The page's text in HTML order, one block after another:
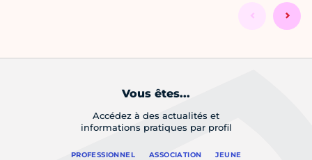
Vous êtes...
Accédez à des actualités et
informations pratiques par profil
PROFESSIONNEL ASSOCIATION JEUNE